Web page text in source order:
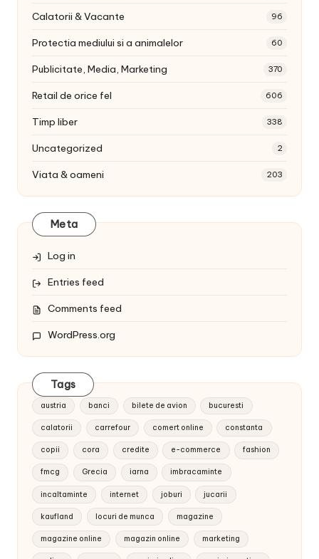
Calatorii & Vacante 96
Protectia mediului si a animalelor 60
Publicitate, Media, Marketing 370
Retail de orice fel 606
Timp liber 338
Uncategorized 2
Viata & oameni 203
Meta
Log in
Entries feed
Comments feed
WordPress.org
Tags
austria banci bilete de avion bucuresti
calatorii carrefour comert online constanta
copii cora credite e-commerce fashion
fmcg Grecia iarna imbracaminte
incaltaminte internet joburi jucarii
kaufland locuri de munca magazine
magazine online magazin online marketing